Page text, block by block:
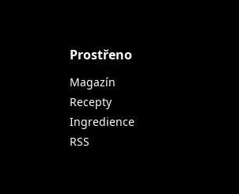
Prostřeno
Magazín
Recepty
Ingredience
RSS